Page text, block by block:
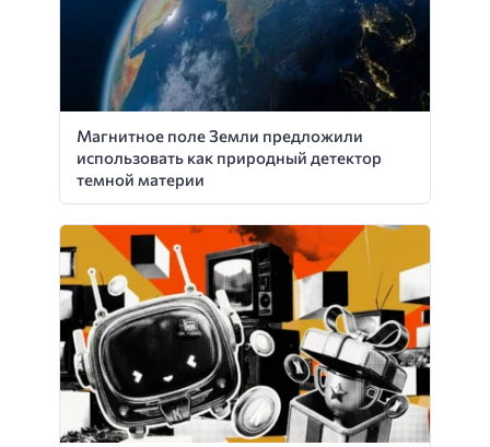
Магнитное поле Земли предложили
использовать как природный детектор
темной материи